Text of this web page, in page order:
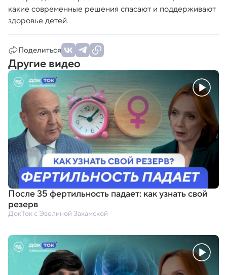
какие современные решения спасают и поддерживают
здоровье детей.
Поделиться
Другие видео
После 35 фертильность падает: как узнать свой
резерв
ДокТок с Эвелиной Закамской